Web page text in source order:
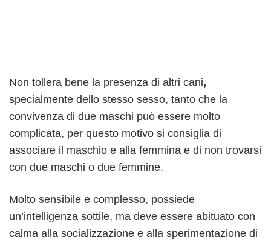
Non tollera bene la presenza di altri cani,
specialmente dello stesso sesso, tanto che la
convivenza di due maschi può essere molto
complicata, per questo motivo si consiglia di
associare il maschio e alla femmina e di non trovarsi
con due maschi o due femmine.
Molto sensibile e complesso, possiede
un’intelligenza sottile, ma deve essere abituato con
calma alla socializzazione e alla sperimentazione di